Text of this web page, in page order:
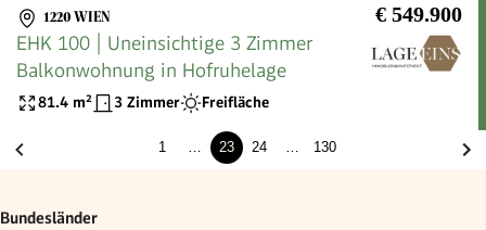
1220 WIEN € 549.900
EHK 100 | Uneinsichtige 3 Zimmer
Balkonwohnung in Hofruhelage
81.4 m² 3 Zimmer Freifläche
1 23 24 130
Bundesländer